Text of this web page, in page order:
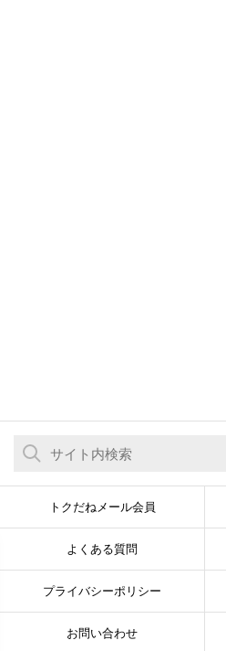
トクだねメール会員
よくある質問
プライバシーポリシー
お問い合わせ